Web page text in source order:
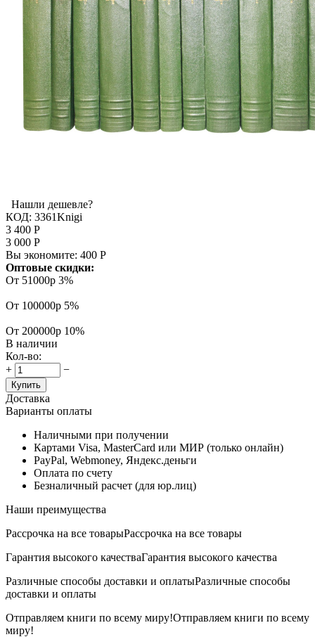
Нашли дешевле?
КОД: 3361Knigi
3 400 Р
3 000 Р
Вы экономите: 400 Р
Оптовые скидки:
От 51000р 3%
От 100000р 5%
От 200000р 10%
В наличии
Кол-во:
+
−
Купить
Доставка
Варианты оплаты
Наличными при получении
Картами Visa, MasterCard или МИР (только онлайн)
PayPal, Webmoney, Яндекс.деньги
Оплата по счету
Безналичный расчет (для юр.лиц)
Наши преимущества
Рассрочка на все товарыРассрочка на все товары
Гарантия высокого качестваГарантия высокого качества
Различные способы доставки и оплатыРазличные способы
доставки и оплаты
Отправляем книги по всему миру!Отправляем книги по всему
миру!